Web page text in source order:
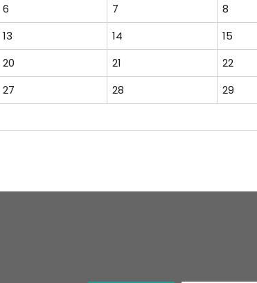
6 7 8
13 14 15
20 21 22
27 28 29